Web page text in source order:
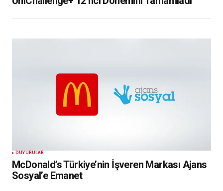
DUYURULAR
McDonald’s Türkiye’nin İşveren Markası Ajans
Sosyal’e Emanet